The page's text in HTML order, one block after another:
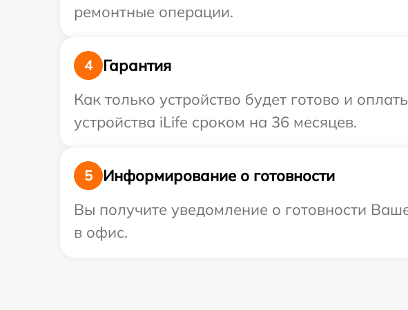
ремонтные операции.
4
Гарантия
Как только устройство будет готово и
устройства iLife сроком на 36 месяцев.
5
Информирование о готовности
Вы получите уведомление о готовности
в офис.